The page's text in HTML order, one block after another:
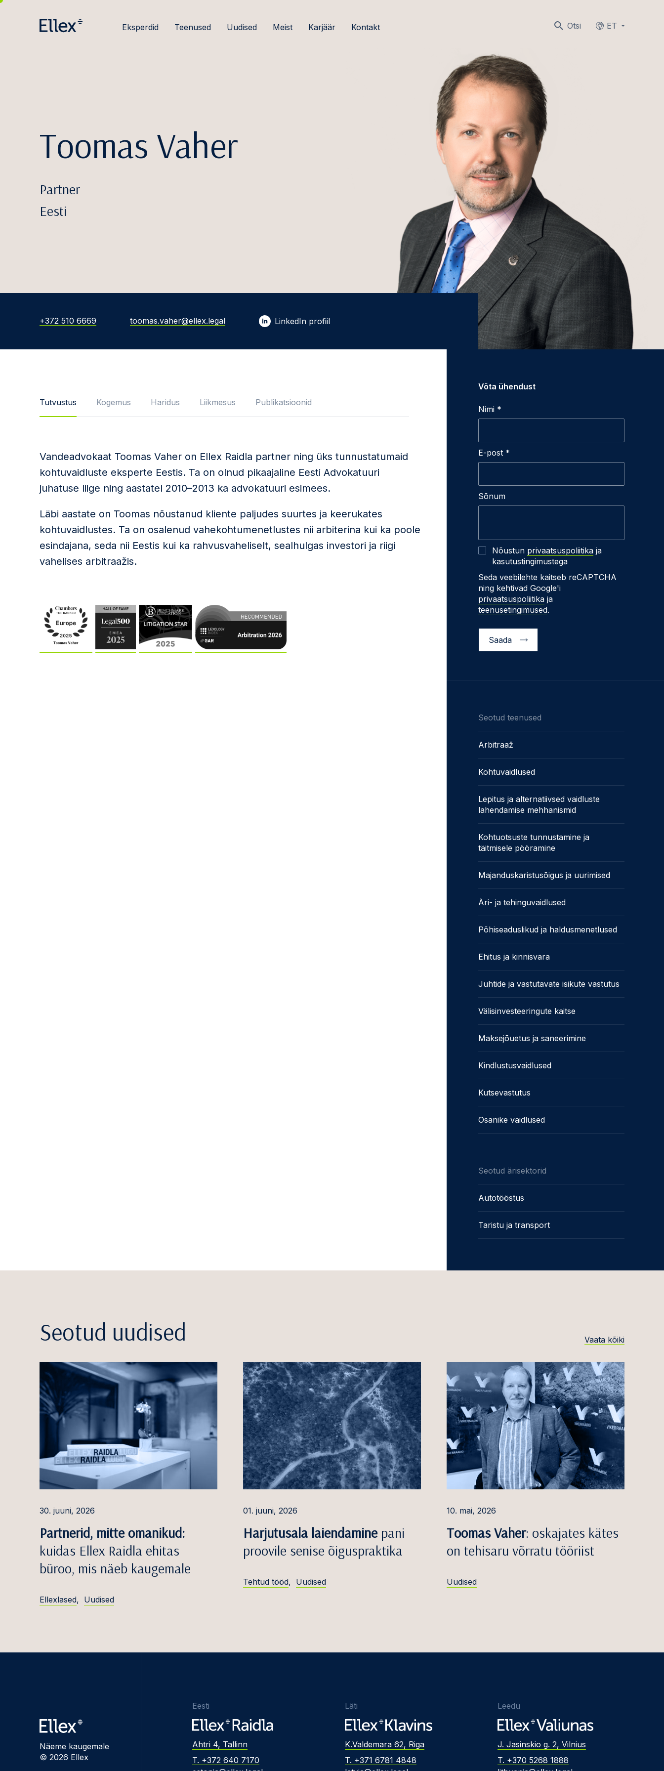
Otsi ET
Eksperdid Teenused Uudised Meist Karjäär Kontakt
Toomas Vaher
Partner
Eesti
+372 510 6669 toomas.vaher@ellex.legal LinkedIn profiil
Tutvustus Kogemus Haridus Liikmesus Publikatsioonid
Vandeadvokaat Toomas Vaher on Ellex Raidla partner ning üks tunnustatumaid
kohtuvaidluste eksperte Eestis. Ta on olnud pikaajaline Eesti Advokatuuri
juhatuse liige ning aastatel 2010–2013 ka advokatuuri esimees.
Läbi aastate on Toomas nõustanud kliente paljudes suurtes ja keerukates
kohtuvaidlustes. Ta on osalenud vahekohtumenetlustes nii arbiterina kui ka poole
esindajana, seda nii Eestis kui ka rahvusvaheliselt, sealhulgas investori ja riigi
vahelises arbitraažis.
Võta ühendust
Nimi *
E-post *
Sõnum
Nõustun privaatsuspoliitika ja
kasutustingimustega
Seda veebilehte kaitseb reCAPTCHA
ning kehtivad Google'i
privaatsuspoliitika ja
teenusetingimused.
Saada
Seotud teenused
Arbitraaž
Kohtuvaidlused
Lepitus ja alternatiivsed vaidluste
lahendamise mehhanismid
Kohtuotsuste tunnustamine ja
täitmisele pööramine
Majanduskaristusõigus ja uurimised
Äri- ja tehinguvaidlused
Põhiseaduslikud ja haldusmenetlused
Ehitus ja kinnisvara
Juhtide ja vastutavate isikute vastutus
Välisinvesteeringute kaitse
Maksejõuetus ja saneerimine
Kindlustusvaidlused
Kutsevastutus
Osanike vaidlused
Seotud ärisektorid
Autotööstus
Taristu ja transport
Seotud uudised Vaata kõiki
30. juuni, 2026
Partnerid, mitte omanikud:
kuidas Ellex Raidla ehitas
büroo, mis näeb kaugemale
Ellexlased, Uudised
01. juuni, 2026
Harjutusala laiendaminepani
proovile senise õiguspraktika
Tehtud tööd, Uudised
10. mai, 2026
Toomas Vaher: oskajates kätes
on tehisaru võrratu tööriist
Uudised
Näeme kaugemale
© 2026 Ellex
Eesti
Ahtri 4, Tallinn
T. +372 640 7170
Läti
K.Valdemara 62, Riga
T. +371 6781 4848
Leedu
J. Jasinskio g. 2, Vilnius
T. +370 5268 1888